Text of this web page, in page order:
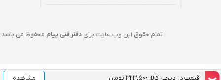
تمام حقوق این وب سایت برای دفتر فنی پیام محفوظ می باشد.
قیمت در دیجی کالا: ۳۲۳,۵۰۰ تومان مشاهده